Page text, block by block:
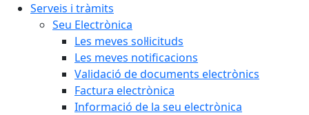
Serveis i tràmits
Seu Electrònica
Les meves sol·licituds
Les meves notificacions
Validació de documents electrònics
Factura electrònica
Informació de la seu electrònica